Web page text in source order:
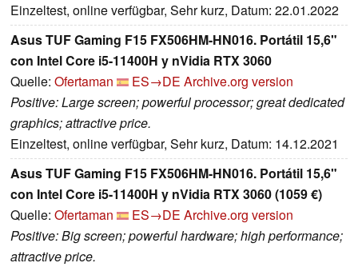
Einzeltest, online verfügbar, Sehr kurz, Datum: 22.01.2022
Asus TUF Gaming F15 FX506HM-HN016. Portátil 15,6"
con Intel Core i5-11400H y nVidia RTX 3060
Quelle: Ofertaman ES→DE Archive.org version
Positive: Large screen; powerful processor; great dedicated
graphics; attractive price.
Einzeltest, online verfügbar, Sehr kurz, Datum: 14.12.2021
Asus TUF Gaming F15 FX506HM-HN016. Portátil 15,6"
con Intel Core i5-11400H y nVidia RTX 3060 (1059 €)
Quelle: Ofertaman ES→DE Archive.org version
Positive: Big screen; powerful hardware; high performance;
attractive price.